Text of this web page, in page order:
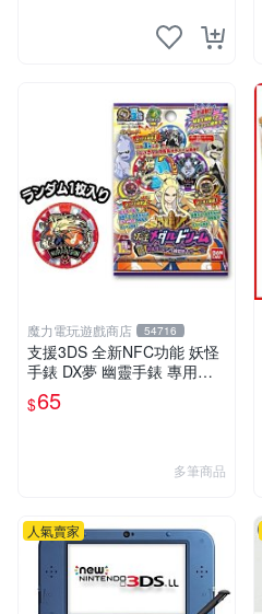
魔力電玩遊戲商店 54716
支援3DS 全新NFC功能 妖怪
手錶 DX夢 幽靈手錶 專用徽
章 夢05 神妖怪 神降臨 單包
【板橋魔力】
$65
多筆商品
人氣賣家